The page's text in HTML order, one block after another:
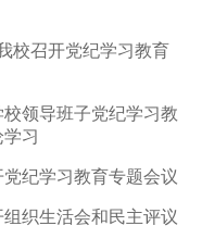
校召开党纪学习教育
领导班子党纪学习教
习
纪学习教育专题会议
织生活会和民主评议